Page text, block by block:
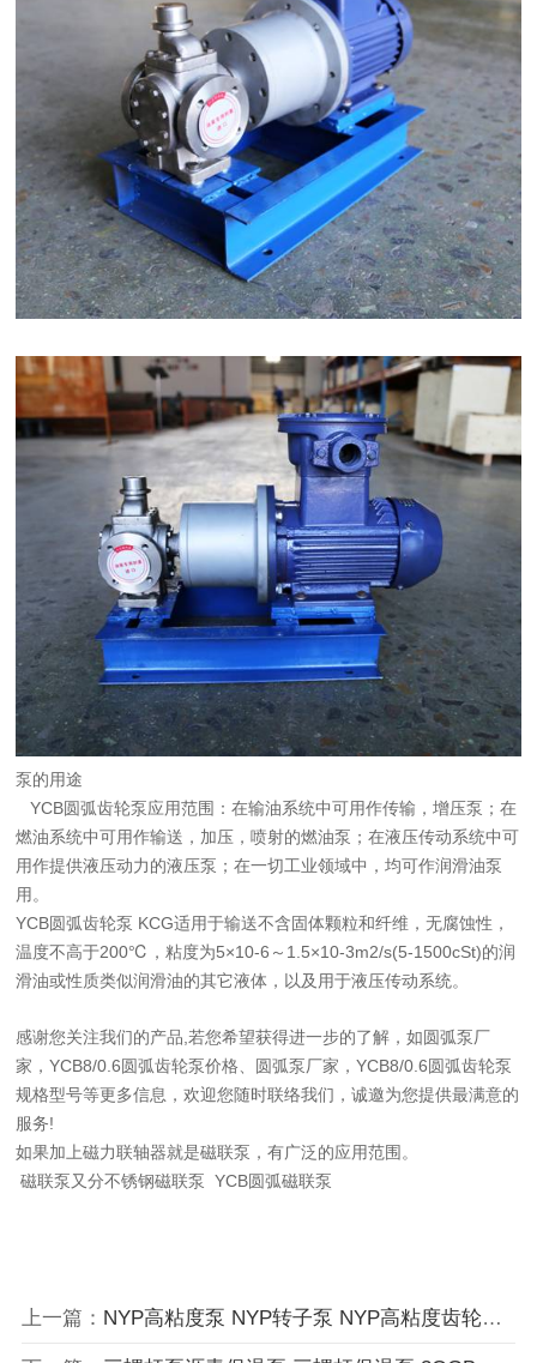
泵的用途
YCB圆弧齿轮泵应用范围：在输油系统中可用作传输，增压泵；在
燃油系统中可用作输送，加压，喷射的燃油泵；在液压传动系统中可
用作提供液压动力的液压泵；在一切工业领域中，均可作润滑油泵
用。
YCB圆弧齿轮泵 KCG适用于输送不含固体颗粒和纤维，无腐蚀性，
温度不高于200℃，粘度为5×10-6～1.5×10-3m2/s(5-1500cSt)的润
滑油或性质类似润滑油的其它液体，以及用于液压传动系统。
感谢您关注我们的产品,若您希望获得进一步的了解，如圆弧泵厂
家，YCB8/0.6圆弧齿轮泵价格、圆弧泵厂家，YCB8/0.6圆弧齿轮泵
规格型号等更多信息，欢迎您随时联络我们，诚邀为您提供最满意的
服务!
如果加上磁力联轴器就是磁联泵，有广泛的应用范围。
磁联泵又分不锈钢磁联泵 YCB圆弧磁联泵
上一篇： NYP高粘度泵 NYP转子泵 NYP高粘度齿轮泵发货通知